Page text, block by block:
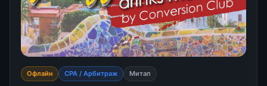
Офлайн CPA / Арбитраж Митап